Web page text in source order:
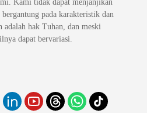
Kami tidak dapat menjanjikan
pada karakteristik dan
adalah hak Tuhan, dan meski
dapat bervariasi.